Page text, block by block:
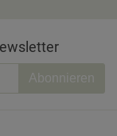
Abonnieren